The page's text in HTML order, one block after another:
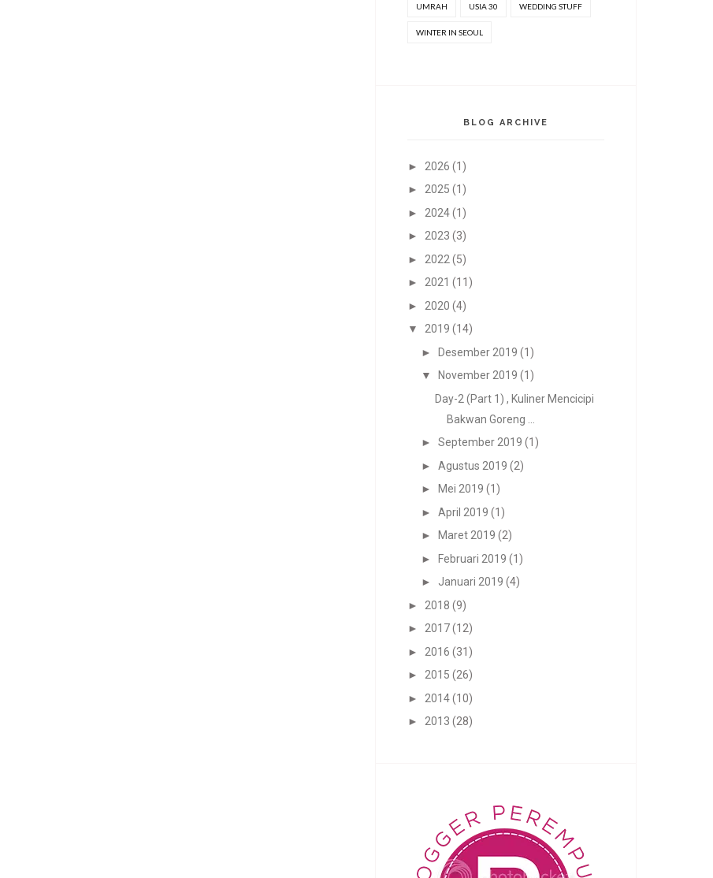
UMRAH USIA 30 WEDDING STUFF
WINTER IN SEOUL
BLOG ARCHIVE
► 2026 (1)
► 2025 (1)
► 2024(1)
► 2023 (3)
► 2022 (5)
► 2021 (11)
► 2020 (4)
▼
2019 (14)
►
Desember 2019 (1)
▼
November 2019 (1)
Day-2 (Part 1) , Kuliner Mencicipi
Bakwan Goreng ...
► September 2019 (1)
► Agustus 2019 (2)
►
Mei 2019 (1)
► April 2019 (1)
►
Maret 2019 (2)
►
Februari 2019 (1)
► Januari 2019 (4)
► 2018 (9)
► 2017(12)
► 2016 (31)
► 2015 (26)
► 2014(10)
► 2013 (28)